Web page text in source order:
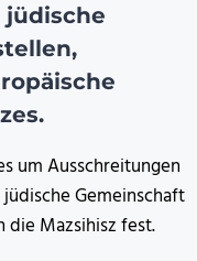
um Ausschreitungen
Gemeinschaft
die Mazsihisz fest.